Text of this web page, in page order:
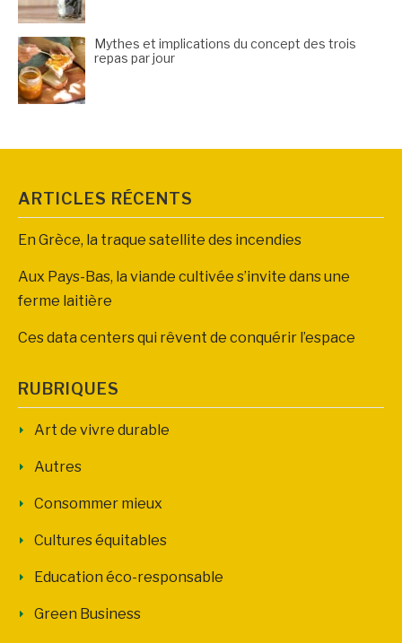
Mythes et implications du concept des trois
repas par jour
ARTICLES RÉCENTS
En Grèce, la traque satellite des incendies
Aux Pays-Bas, la viande cultivée s’invite dans une
ferme laitière
Ces data centers qui rêvent de conquérir l’espace
RUBRIQUES
Art de vivre durable
Autres
Consommer mieux
Cultures équitables
Education éco-responsable
Green Business